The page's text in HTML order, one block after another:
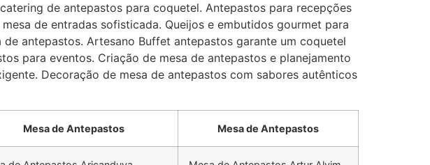
de antepastos para coquetel. Antepastos para recepções
de entradas sofisticada. Queijos e embutidos gourmet para
antepastos. Artesano Buffet antepastos garante um coquetel
para eventos. Criação de mesa de antepastos e planejamento
Decoração de mesa de antepastos com sabores autênticos
Mesa de Antepastos Mesa de Antepastos